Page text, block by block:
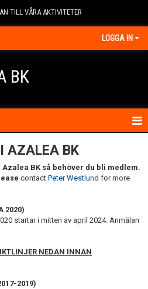
TILL VÅRA AKTIVITETER
LOGGA IN
BK
AZALEA BK
BK så behöver du bli medlem.
contact Peter Westlund for more
2020)
startar i mitten av april 2024. Anmälan
NEDAN INNAN
2019)